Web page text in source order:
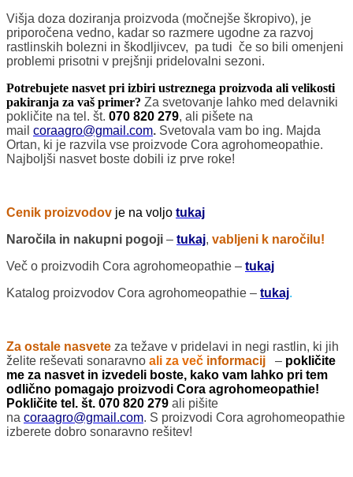
Višja doza doziranja proizvoda (močnejše škropivo), je
priporočena vedno, kadar so razmere ugodne za razvoj
rastlinskih bolezni in škodljivcev, pa tudi če so bili omenjeni
problemi prisotni v prejšnji pridelovalni sezoni.
Potrebujete nasvet pri izbiri ustreznega proizvoda ali velikosti
pakiranja za vaš primer? Za svetovanje lahko med delavniki
pokličite na tel. št. 070 820 279, ali pišete na
mail coraagro@gmail.com. Svetovala vam bo ing. Majda
Ortan, ki je razvila vse proizvode Cora agrohomeopathie.
Najboljši nasvet boste dobili iz prve roke!
Cenik proizvodov je na voljo tukaj
Naročila in nakupni pogoji – tukaj, vabljeni k naročilu!
Več o proizvodih Cora agrohomeopathie – tukaj
Katalog proizvodov Cora agrohomeopathie – tukaj.
Za ostale nasvete za težave v pridelavi in negi rastlin, ki jih
želite reševati sonaravno ali za več informacij – pokličite
me za nasvet in izvedeli boste, kako vam lahko pri tem
odlično pomagajo proizvodi Cora agrohomeopathie!
Pokličite tel. št. 070 820 279 ali pišite
na coraagro@gmail.com. S proizvodi Cora agrohomeopathie
izberete dobro sonaravno rešitev!